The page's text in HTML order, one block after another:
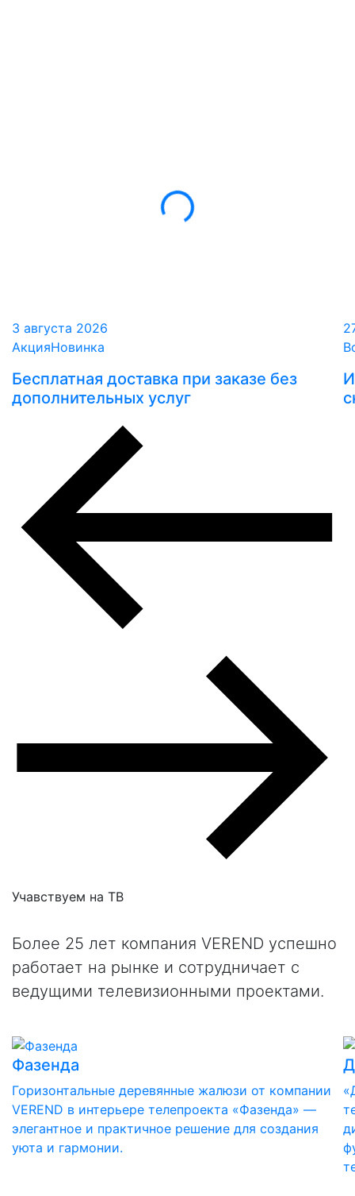
3 августа 2026
АкцияНовинка
Бесплатная доставка при заказе без
дополнительных услуг
Учавствуем на ТВ
Более 25 лет компания VEREND успешно
работает на рынке и сотрудничает с
ведущими телевизионными проектами.
Фазенда
Горизонтальные деревянные жалюзи от компании
VEREND в интерьере телепроекта «Фазенда» —
элегантное и практичное решение для создания
уюта и гармонии.